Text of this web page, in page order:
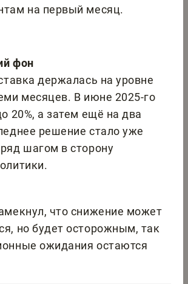
на первый месяц.
фон
держалась на уровне
месяцев. В июне 2025-го
20%, а затем ещё на два
решение стало уже
шагом в сторону
что снижение может
но будет осторожным, так
ожидания остаются